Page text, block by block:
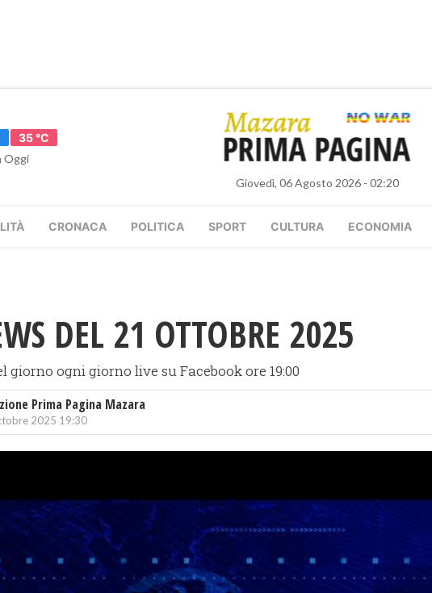
35 °C
Oggi
Giovedì, 06 Agosto 2026 - 02:20
CRONACA POLITICA SPORT CULTURA ECONOMIA
DEL 21 OTTOBRE 2025
giorno ogni giorno live su Facebook ore 19:00
Prima Pagina Mazara
2025 19:30